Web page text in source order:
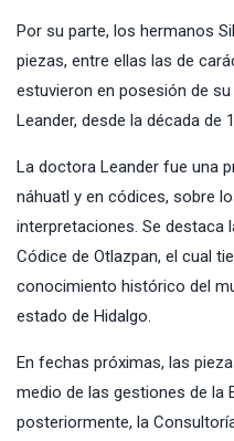
Por su parte, los hermanos
piezas, entre ellas las de
estuvieron en posesión de
Leander, desde la década de
La doctora Leander fue una
náhuatl y en códices, sobre
interpretaciones. Se destaca
Códice de Otlazpan, el cual
conocimiento histórico del
estado de Hidalgo.
En fechas próximas, las
medio de las gestiones de la
posteriormente, la